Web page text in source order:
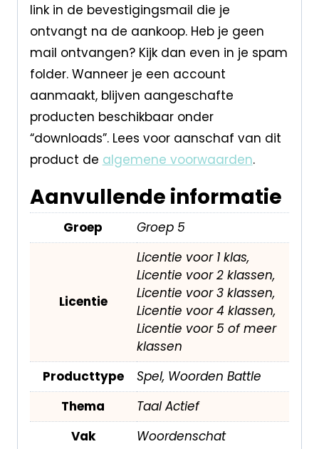
link in de bevestigingsmail die je
ontvangt na de aankoop. Heb je geen
mail ontvangen? Kijk dan even in je spam
folder. Wanneer je een account
aanmaakt, blijven aangeschafte
producten beschikbaar onder
“downloads”. Lees voor aanschaf van dit
product de algemene voorwaarden.
Aanvullende informatie
Groep Groep 5
Licentie
Licentie voor 1 klas,
Licentie voor 2 klassen,
Licentie voor 3 klassen,
Licentie voor 4 klassen,
Licentie voor 5 of meer
klassen
Producttype
Spel, Woorden Battle
Thema
Taal Actief
Vak
Woordenschat